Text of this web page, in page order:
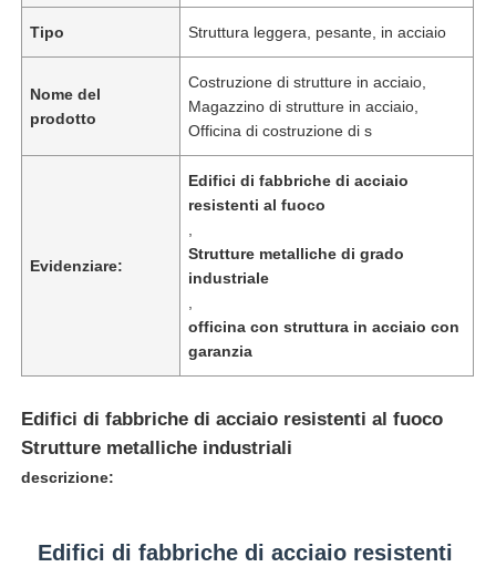
Tipo Struttura leggera, pesante, in acciaio
Nome del
prodotto
Costruzione di strutture in acciaio,
Magazzino di strutture in acciaio,
Officina di costruzione di s
Evidenziare:
Edifici di fabbriche di acciaio
resistenti al fuoco
Strutture metalliche di grado
industriale
officina con struttura in acciaio con
garanzia
Edifici di fabbriche di acciaio resistenti al fuoco
Strutture metalliche industriali
descrizione:
Edifici di fabbriche di acciaio resistenti